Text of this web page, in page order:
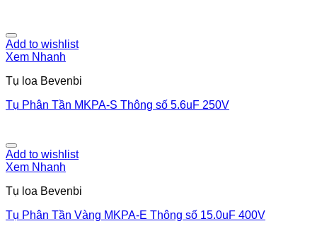
Add to wishlist
Xem Nhanh
Tụ loa Bevenbi
Tụ Phân Tần MKPA-S Thông số 5.6uF 250V
Add to wishlist
Xem Nhanh
Tụ loa Bevenbi
Tụ Phân Tần Vàng MKPA-E Thông số 15.0uF 400V